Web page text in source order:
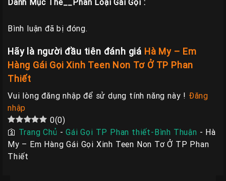
Bình luận đã bị đóng.
Hãy là người đầu tiên đánh giá Hà My – Em
Hàng Gái Gọi Xinh Teen Non Tơ Ở TP Phan
Thiết
Vui lòng đăng nhập để sử dụng tính năng này ! Đăng
nhập
0(0)
🛐 Trang Chủ -Gái Gọi TP Phan thiết-Bình Thuận - Hà
My – Em Hàng Gái Gọi Xinh Teen Non Tơ Ở TP Phan
Thiết